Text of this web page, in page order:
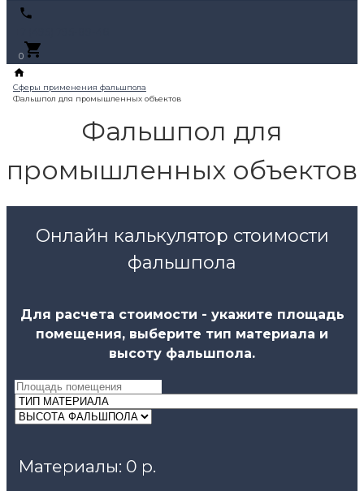
0
Фальшпол для
промышленных объектов
Онлайн калькулятор стоимости
фальшпола
Для расчета стоимости - укажите площадь
помещения, выберите тип материала и
высоту фальшпола.
Материалы: 0 р.